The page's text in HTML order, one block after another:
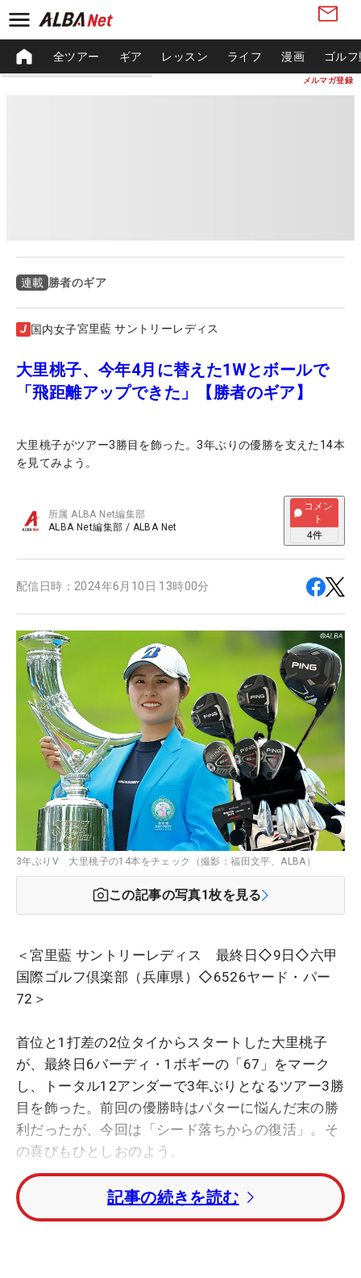
メルマガ登録
全ツアー ギア レッスン ライフ 漫画 ゴル
連載 勝者のギア
国内女子宮里藍 サントリーレディス
大里桃子、今年4月に替えた1Wとボールで
「飛距離アップできた」【勝者のギア】
大里桃子がツアー3勝目を飾った。3年ぶりの優勝を支えた14本
を見てみよう。
所属ALBA Net編集部
ALBA Net編集部 / ALBA Net
コメン
ト
4件
配信日時： 2024年6月10日 13時00分
3年ぶりV 大里桃子の14本をチェック（撮影：福田文平、ALBA）
この記事の写真1枚を見る
＜宮里藍 サントリーレディス 最終日◇9日◇六甲
国際ゴルフ倶楽部（兵庫県）◇6526ヤード・パー
72＞
首位と1打差の2位タイからスタートした大里桃子
が、最終日6バーディ・1ボギーの「67」をマーク
し、トータル12アンダーで3年ぶりとなるツアー3勝
目を飾った。前回の優勝時はパターに悩んだ末の勝
利だったが、今回は「シード落ちからの復活」。そ
の喜びもひとしおのよう。
「昨年1年間悩んで『ゴルフを辞めよう』と思うく
らいだった中でどうにか気持ちを保って、フェード
記事の続きを読む